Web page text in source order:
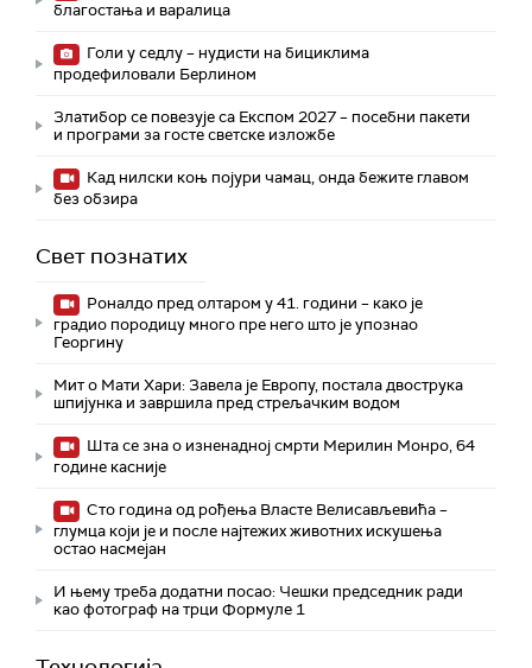
благостања и варалица
Голи у седлу – нудисти на бициклима
продефиловали Берлином
Златибор се повезује са Експом 2027 – посебни пакети
и програми за госте светске изложбе
Кад нилски коњ појури чамац, онда бежите главом
без обзира
Свет познатих
Роналдо пред олтаром у 41. години – како је
градио породицу много пре него што је упознао
Георгину
Мит о Мати Хари: Завела је Европу, постала двострука
шпијунка и завршила пред стрељачким водом
Шта се зна о изненадној смрти Мерилин Монро, 64
године касније
Сто година од рођења Власте Велисављевића –
глумца који је и после најтежих животних искушења
остао насмејан
И њему треба додатни посао: Чешки председник ради
као фотограф на трци Формуле 1